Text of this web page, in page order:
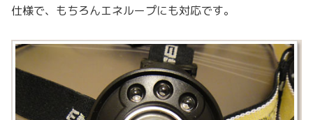
仕様で、もちろんエネループにも対応です。